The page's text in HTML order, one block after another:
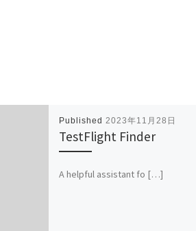
Published 2023年11月28日
TestFlight Finder
A helpful assistant fo […]